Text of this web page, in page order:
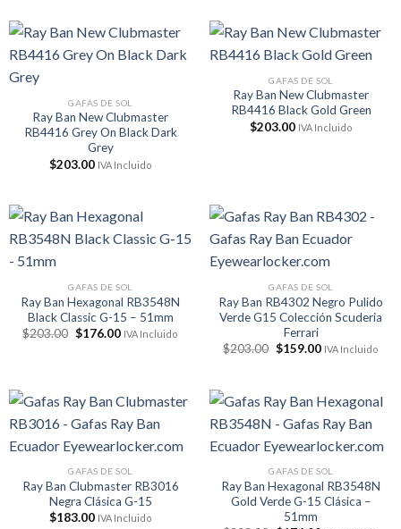
GAFAS DE SOL
Ray Ban New Clubmaster
RB4416 Grey On Black Dark
Grey
$203.00 IVA Incluido
GAFAS DE SOL
Ray Ban New Clubmaster
RB4416 Black Gold Green
$203.00 IVA Incluido
GAFAS DE SOL
Ray Ban Hexagonal RB3548N
Black Classic G-15 – 51mm
$203.00 El
$176.00ElIVA Incluido
GAFAS DE SOL
Ray Ban RB4302 Negro Pulido
Verde G15 Colección Scuderia
Ferrari
$203.00 El
$203.00.
$159.00El
$159.00.
IVA Incluido
GAFAS DE SOL
Ray Ban Clubmaster RB3016
Negra Clásica G-15
$183.00 IVA Incluido
GAFAS DE SOL
Ray Ban Hexagonal RB3548N
Gold Verde G-15 Clásica –
51mm